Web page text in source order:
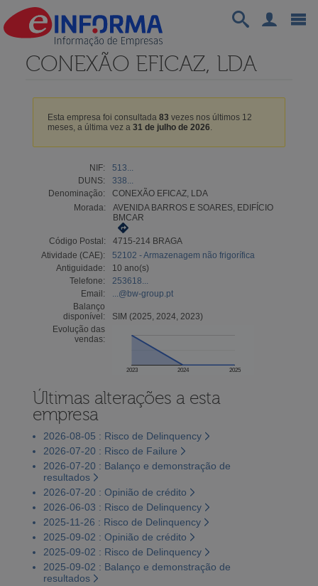
CONEXÃO EFICAZ, LDA
Esta empresa foi consultada 83 vezes nos últimos 12
meses, a última vez a 31 de julho de 2026.
NIF:
513...
DUNS:
338...
Denominação:
CONEXÃO EFICAZ, LDA
Morada:
AVENIDA BARROS E SOARES, EDIFÍCIO
BMCAR
Código Postal:
4715-214 BRAGA
Atividade (CAE):
52102 - Armazenagem não frigorífica
Antiguidade:
10 ano(s)
Telefone:
253618...
Email:
...@bw-group.pt
Balanço
disponível:
SIM (2025, 2024, 2023)
Evolução das
vendas:
2023 2024 2025
Últimas alterações a esta
empresa
2026-08-05 : Risco de Delinquency
2026-07-20 : Risco de Failure
2026-07-20 : Balanço e demonstração de
resultados
2026-07-20 : Opinião de crédito
2026-06-03 : Risco de Delinquency
2025-11-26 : Risco de Delinquency
2025-09-02 : Opinião de crédito
2025-09-02 : Risco de Delinquency
2025-09-02 : Balanço e demonstração de
resultados